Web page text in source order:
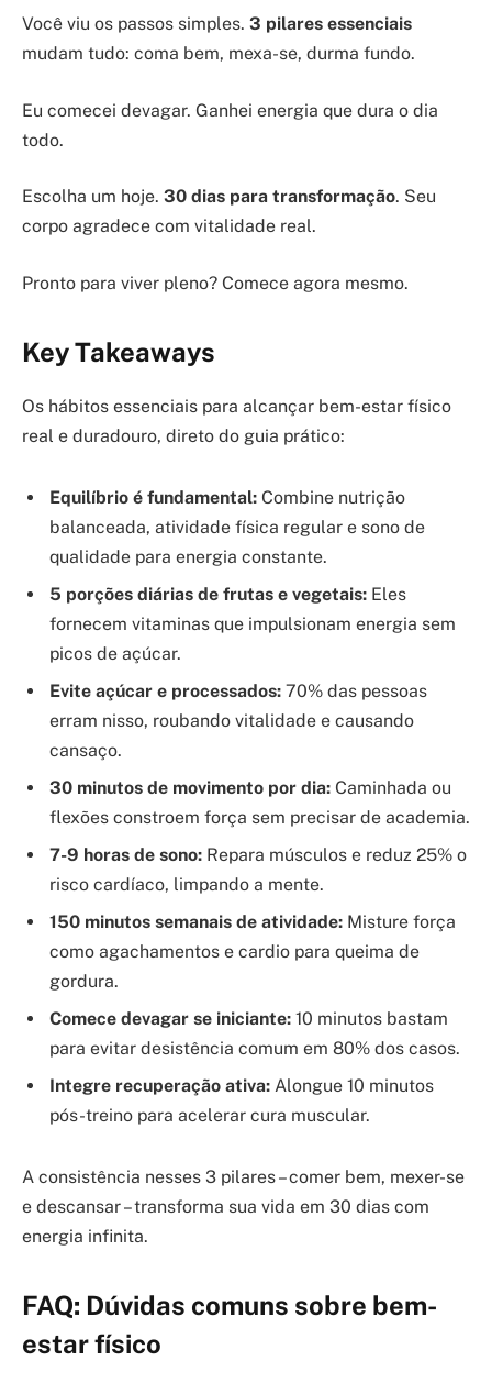
Você viu os passos simples. 3 pilares essenciais
mudam tudo: coma bem, mexa-se, durma fundo.
Eu comecei devagar. Ganhei energia que dura o dia
todo.
Escolha um hoje. 30 dias para transformação. Seu
corpo agradece com vitalidade real.
Pronto para viver pleno? Comece agora mesmo.
Key Takeaways
Os hábitos essenciais para alcançar bem-estar físico
real e duradouro, direto do guia prático:
Equilíbrio é fundamental: Combine nutrição
balanceada, atividade física regular e sono de
qualidade para energia constante.
5 porções diárias de frutas e vegetais: Eles
fornecem vitaminas que impulsionam energia sem
picos de açúcar.
Evite açúcar e processados: 70% das pessoas
erram nisso, roubando vitalidade e causando
cansaço.
30 minutos de movimento por dia: Caminhada ou
flexões constroem força sem precisar de academia.
7-9 horas de sono: Repara músculos e reduz 25% o
risco cardíaco, limpando a mente.
150 minutos semanais de atividade: Misture força
como agachamentos e cardio para queima de
gordura.
Comece devagar se iniciante: 10 minutos bastam
para evitar desistência comum em 80% dos casos.
Integre recuperação ativa: Alongue 10 minutos
pós-treino para acelerar cura muscular.
A consistência nesses 3 pilares – comer bem, mexer-se
e descansar – transforma sua vida em 30 dias com
energia infinita.
FAQ: Dúvidas comuns sobre bem-
estar físico